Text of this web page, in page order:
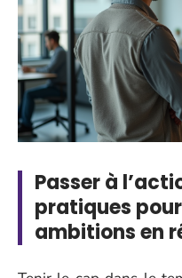
Passer à
pratiques
ambitions en